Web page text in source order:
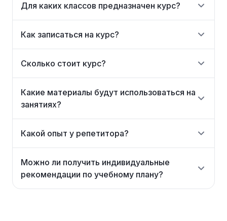
Для каких классов предназначен курс?
Как записаться на курс?
Сколько стоит курс?
Какие материалы будут использоваться на
занятиях?
Какой опыт у репетитора?
Можно ли получить индивидуальные
рекомендации по учебному плану?